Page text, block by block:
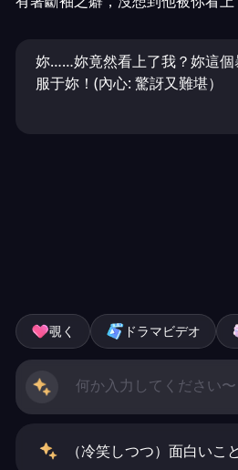
妳……妳竟然看上了我？妳這個
服于妳！(內心: 驚訝又難堪）
覗く ドラマビデオ
（冷笑しつつ）面白いこ